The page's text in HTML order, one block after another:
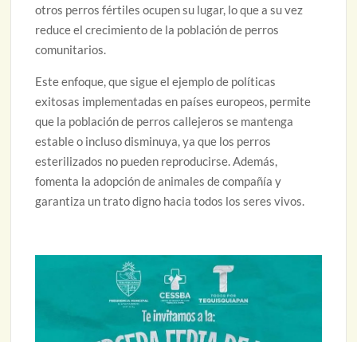
otros perros fértiles ocupen su lugar, lo que a su vez
reduce el crecimiento de la población de perros
comunitarios.
Este enfoque, que sigue el ejemplo de políticas
exitosas implementadas en países europeos, permite
que la población de perros callejeros se mantenga
estable o incluso disminuya, ya que los perros
esterilizados no pueden reproducirse. Además,
fomenta la adopción de animales de compañía y
garantiza un trato digno hacia todos los seres vivos.